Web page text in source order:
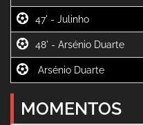
47' -
48' -
MOMENTOS